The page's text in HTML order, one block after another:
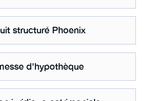
structuré Phoenix
d'hypothèque